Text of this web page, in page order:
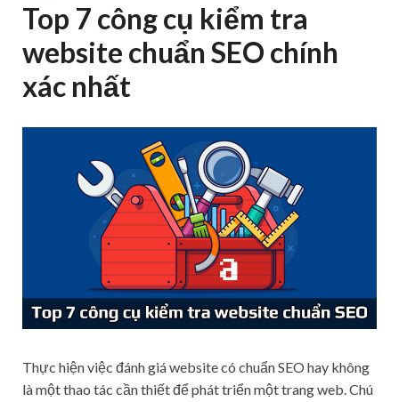
Top 7 công cụ kiểm tra
website chuẩn SEO chính
xác nhất
Thực hiện việc đánh giá website có chuẩn SEO hay không
là một thao tác cần thiết để phát triển một trang web. Chú